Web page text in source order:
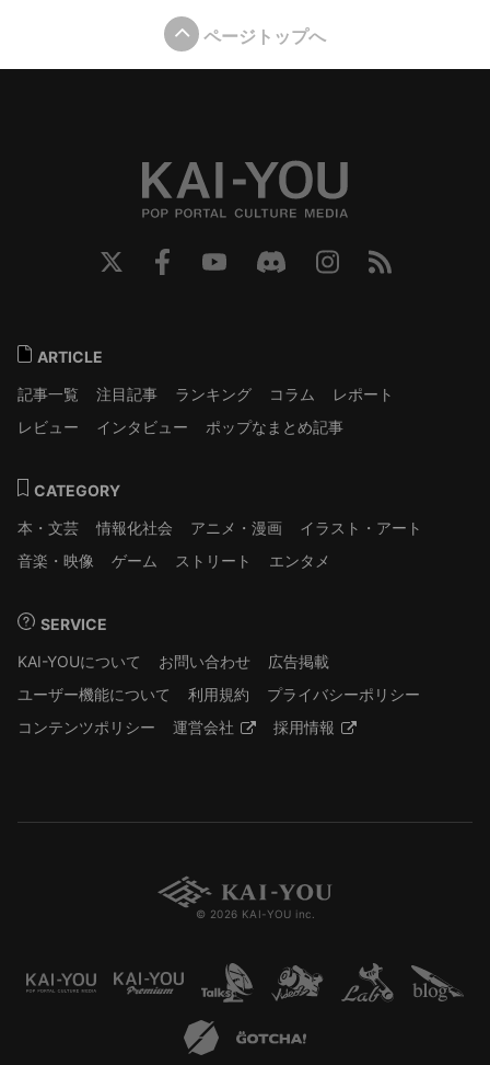
ページトップへ
ARTICLE
記事一覧
注目記事 ランキング コラム
レポート
レビュー
インタビュー ポップなまとめ記事
CATEGORY
本・文芸
情報化社会 アニメ・漫画
イラスト・アート
音楽・映像
ゲーム ストリート エンタメ
SERVICE
KAI-YOUについて
お問い合わせ
広告掲載
ユーザー機能について
利用規約
プライバシーポリシー
コンテンツポリシー
運営会社 採用情報
© 2026 KAI-YOU inc.